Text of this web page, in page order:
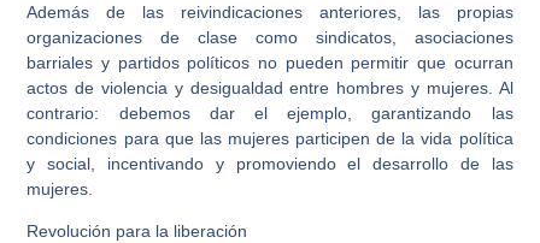
Además de las reivindicaciones anteriores, las propias
organizaciones de clase como sindicatos, asociaciones
barriales y partidos políticos no pueden permitir que ocurran
actos de violencia y desigualdad entre hombres y mujeres. Al
contrario: debemos dar el ejemplo, garantizando las
condiciones para que las mujeres participen de la vida política
y social, incentivando y promoviendo el desarrollo de las
mujeres.
Revolución para la liberación